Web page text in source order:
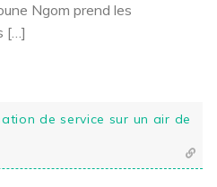
Ngom prend les
[…]
de service sur un air de